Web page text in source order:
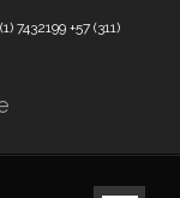
7432199 +57 (311)